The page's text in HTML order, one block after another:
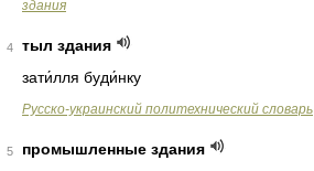
здания
4
тыл здания
зати́лля буди́нку
Русско-украинский политехнический словарь
5
промышленные здания